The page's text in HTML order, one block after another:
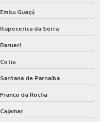
Embu Guaçú
Itapecerica da Serra
Barueri
Cotia
Santana de Parnaíba
Franco da Rocha
Cajamar